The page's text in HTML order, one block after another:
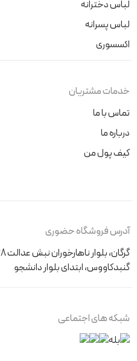
لباس دخترانه
لباس پسرانه
اکسسوری
خدمات مشتریان
تماس با ما
درباره ما
کیف پول من
آدرس فروشگاه حضوری
گرگان، بلوار ناهارخوران نبش عدالت 68
گنبدکاووس، ابتدای بلوار دانشجو
شبکه های اجتماعی